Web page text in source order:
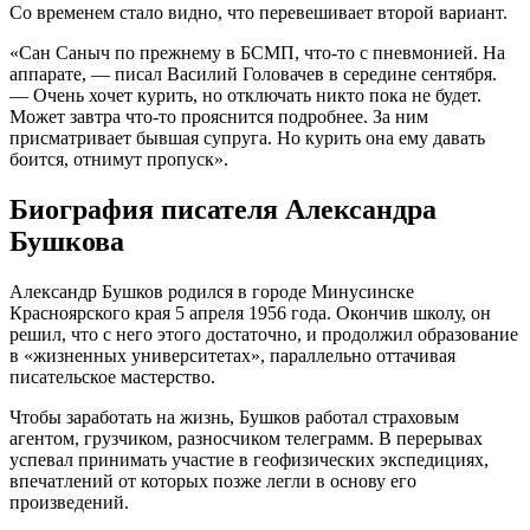
Со временем стало видно, что перевешивает второй вариант.
«Сан Саныч по прежнему в БСМП, что-то с пневмонией. На
аппарате, — писал Василий Головачев в середине сентября.
— Очень хочет курить, но отключать никто пока не будет.
Может завтра что-то прояснится подробнее. За ним
присматривает бывшая супруга. Но курить она ему давать
боится, отнимут пропуск».
Биография писателя Александра
Бушкова
Александр Бушков родился в городе Минусинске
Красноярского края 5 апреля 1956 года. Окончив школу, он
решил, что с него этого достаточно, и продолжил образование
в «жизненных университетах», параллельно оттачивая
писательское мастерство.
Чтобы заработать на жизнь, Бушков работал страховым
агентом, грузчиком, разносчиком телеграмм. В перерывах
успевал принимать участие в геофизических экспедициях,
впечатлений от которых позже легли в основу его
произведений.